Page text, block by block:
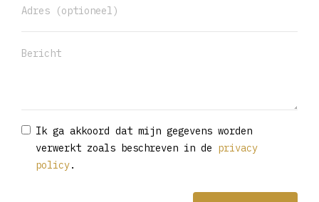
Ik ga akkoord dat mijn gegevens worden
verwerkt zoals beschreven in de privacy
policy.